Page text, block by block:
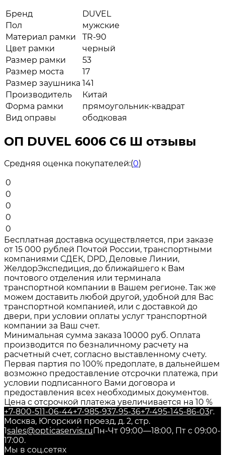
Бренд
DUVEL
Пол
мужские
Материал рамки
TR-90
Цвет рамки
черный
Размер рамки
53
Размер моста
17
Размер заушника 141
Производитель
Китай
Форма рамки
прямоугольник-квадрат
Вид оправы
ободковая
ОП DUVEL 6006 C6 Ш отзывы
Средняя оценка покупателей:(0)
0
0
0
0
0
Бесплатная доставка осуществляется, при заказе
от 15 000 рублей Почтой России, транспортными
компаниями СДЕК, DPD, Деловые Линии,
ЖелдорЭкспедиция, до ближайшего к Вам
почтового отделения или терминала
транспортной компании в Вашем регионе. Так же
можем доставить любой другой, удобной для Вас
транспортной компанией, или с доставкой до
двери, при условии оплаты услуг транспортной
компании за Ваш счет.
Минимальная сумма заказа 10000 руб. Оплата
производится по безналичному расчету на
расчетный счет, согласно выставленному счету.
Первая партия по 100% предоплате, в дальнейшем
возможно предоставление отсрочки платежа, при
условии подписанного Вами договора и
предоставления всех необходимых документов.
Цена с отсрочкой платежа увеличивается на 10 %
+7-800-511-06-44+7-985-937-95-36+7-495-145-86-03г.
Москва, Югорский проезд, д. 2, стр.
1sales@opticaservis.ruПн-Чт 09:00—18:00, Пт с 09:00-
17:00.
Мы в соц.сетях